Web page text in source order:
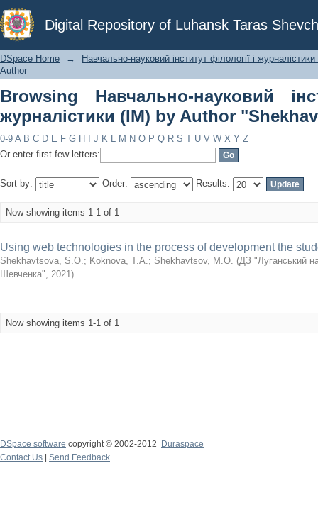
Digital Repository of Luhansk Taras
Browsing Навчально-науковий
"Shekhavtsova, S.O."
DSpace Home →
Навчально-науковий інститут філології і
Author
Browsing Навчально-науковий
журналістики (ІМ) by Author
0-9 A B C D E F G H J K L M N O P Q R S T U V W X Y Z
Or enter first few letters:
Sort by: Order: Results:
Now showing items 1-1 of 1
Using web technologies in the process of development the
Shekhavtsova, S.O.; Koknova, T.A.; Shekhavtsov, M.O. (ДЗ "Луганський
Шевченка", 2021)
Now showing items 1-1 of 1
DSpace software copyright © 2002-2012
Duraspace
Contact Us
Send Feedback